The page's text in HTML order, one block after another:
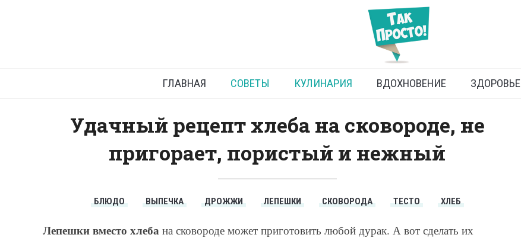
Лепешки вместо хлеба на сковороде:
быстрый рецепт
ГЛАВНАЯ СОВЕТЫ КУЛИНАРИЯ ВДОХНОВЕНИЕ ЗДОРОВЬЕ
Удачный рецепт хлеба на сковороде, не
пригорает, пористый и нежный
БЛЮДО ВЫПЕЧКА ДРОЖЖИ ЛЕПЕШКИ СКОВОРОДА ТЕСТО ХЛЕБ
Лепешки вместо хлеба на сковороде может приготовить любой дурак. А вот сделать их